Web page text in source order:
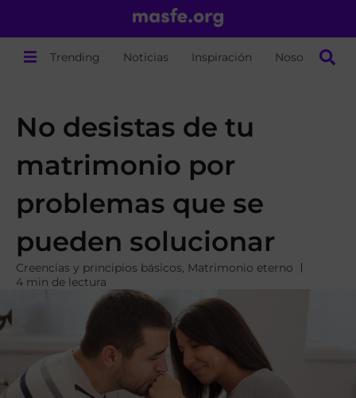
Trending Noticias Inspiración Nosotros
No desistas de tu
matrimonio por
problemas que se
pueden solucionar
Creencias y principios básicos, Matrimonio eterno
4 min de lectura